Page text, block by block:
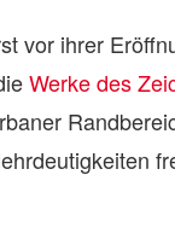
vor ihrer
Werke des